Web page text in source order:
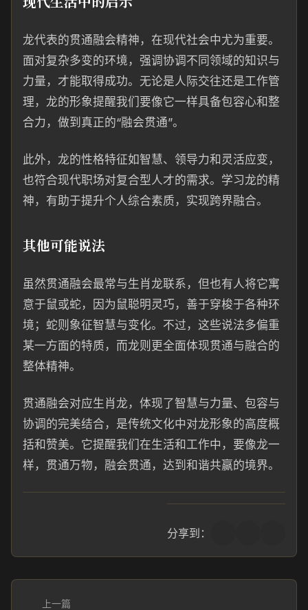
龙代表的贯通融会精神，在现代社会中尤为重要。
面对复杂多变的环境，强调协调不同领域的知识与
力量，才能取得成功。无论是人际交往还是工作管
理，龙的形象提醒我们要像它一样具备包容心和整
合力，做到真正的“融会贯通”。
此外，龙的性格特征如智慧、领导力和灵活应变，
也符合现代职场对复合型人才的需求。学习龙的精
神，有助于提升个人综合素质，实现跨界融合。
其他可能说法
虽然贯通融会最常与生肖龙联系，但也有人将它寓
意于鼠或蛇，因为鼠聪明灵巧，善于穿梭于各种环
境；蛇则象征智慧与变化。不过，这些说法多偏重
某一方面的特质，而龙则更全面体现贯通与融合的
整体精神。
贯通融会对应生肖龙，体现了智慧与力量、包容与
协调的完美结合，是传统文化中对龙形象的高度概
括和赞美。它提醒我们在生活和工作中，要像龙一
样，贯通万物，融会贯通，达到和谐共赢的境界。
分享到：
上一篇